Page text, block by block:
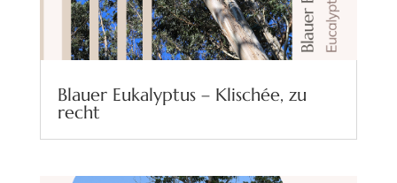
Blauer Eukalyptus – Klischée, zu
recht